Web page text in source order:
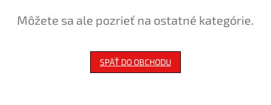
Môžete sa ale pozrieť na ostatné kategórie.
SPÄŤ DO OBCHODU